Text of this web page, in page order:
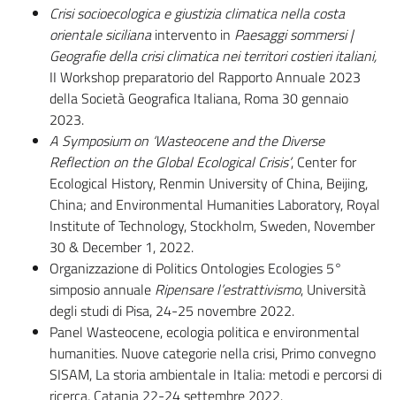
Crisi socioecologica e giustizia climatica nella costa
orientale sicilianaintervento in Paesaggi sommersi|
Geografie della crisi climatica nei territori costieri italiani,
II Workshop preparatorio del Rapporto Annuale 2023
della Società Geografica Italiana, Roma 30 gennaio
2023.
A Symposium on ‘Wasteocene and the Diverse
Reflection on the Global Ecological Crisis’, Center for
Ecological History, Renmin University of China, Beijing,
China; and Environmental Humanities Laboratory, Royal
Institute of Technology, Stockholm, Sweden, November
30 & December 1, 2022.
Organizzazione di Politics Ontologies Ecologies 5°
simposio annuale Ripensare l’estrattivismo, Università
degli studi di Pisa, 24-25 novembre 2022.
Panel Wasteocene, ecologia politica e environmental
humanities. Nuove categorie nella crisi, Primo convegno
SISAM, La storia ambientale in Italia: metodi e percorsi di
ricerca, Catania 22-24 settembre 2022.